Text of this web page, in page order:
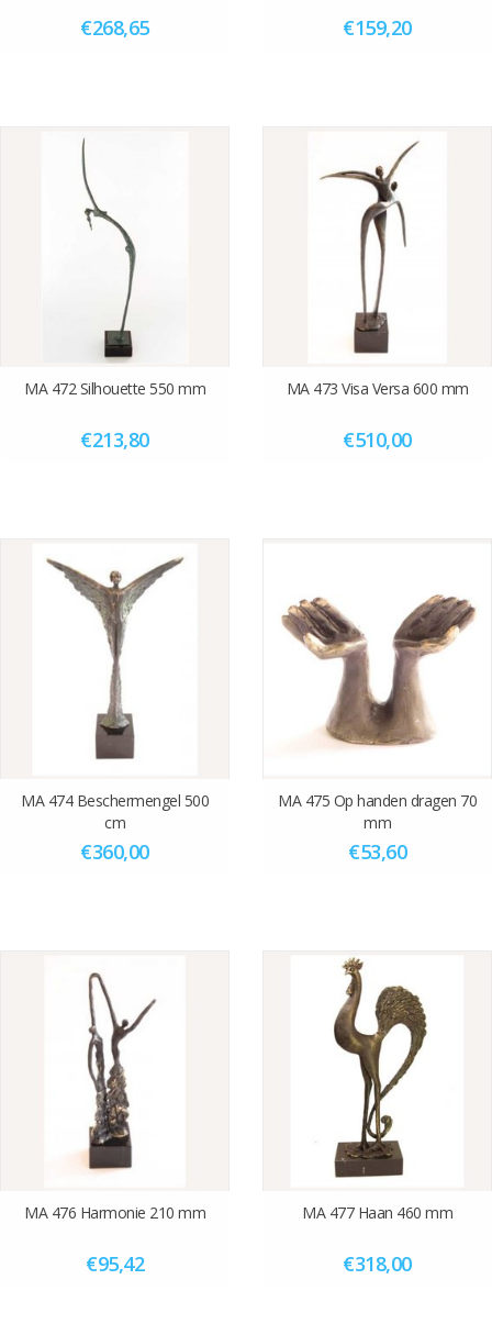
€268,65 €159,20
MA 472 Silhouette 550 mm
€213,80
MA 473 Visa Versa 600 mm
€510,00
MA 474 Beschermengel 500
cm
€360,00
MA 475 Op handen dragen 70
mm
€53,60
MA 476 Harmonie 210 mm
€95,42
MA 477 Haan 460 mm
€318,00